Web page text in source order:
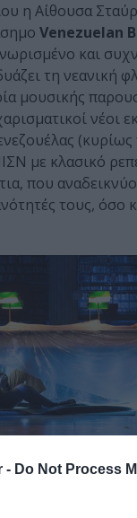
- Do Not Process
η Αίθουσα
Venezuelan
και
τη νεανική
μουσικής
νέοι
(κυρίως
με κλασικό
που
τους, όσο